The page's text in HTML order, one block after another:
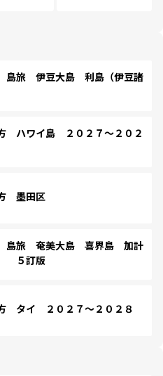
島旅 伊豆大島 利島（伊豆諸
ハワイ島 ２０２７～２０２
墨田区
島旅 奄美大島 喜界島 加計
５訂版
タイ ２０２７～２０２８